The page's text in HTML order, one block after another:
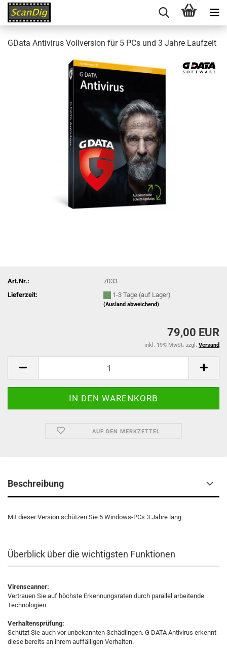
GData Antivirus Vollversion für 5 PCs und 3 Jahre Laufzeit
Art.Nr.:
7033
Lieferzeit:
1-3 Tage (auf Lager)
(Ausland abweichend)
79,00 EUR
inkl. 19% MwSt. zzgl. Versand
AUF DEN MERKZETTEL
Beschreibung
Mit dieser Version schützen Sie 5 Windows-PCs 3 Jahre lang.
Überblick über die wichtigsten Funktionen
Virenscanner:
Vertrauen Sie auf höchste Erkennungsraten durch parallel arbeitende
Technologien.
Verhaltensprüfung:
Schützt Sie auch vor unbekannten Schädlingen. G DATA Antivirus erkennt
diese bereits an ihrem auffälligen Verhalten.